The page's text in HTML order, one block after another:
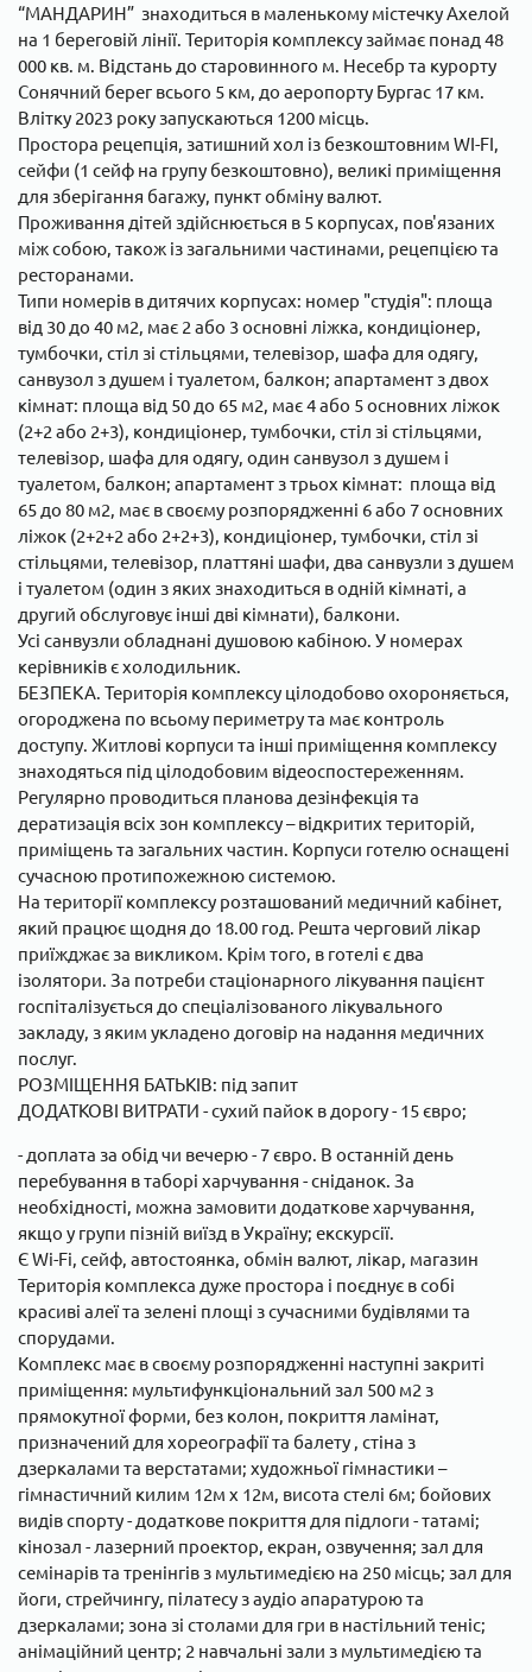
“МАНДАРИН” знаходиться в маленькому містечку Ахелой
на 1 береговій лінії. Територія комплексу займає понад 48
000 кв. м. Відстань до старовинного м. Несебр та курорту
Сонячний берег всього 5 км, до аеропорту Бургас 17 км.
Влітку 2023 року запускаються 1200 місць.
Простора рецепція, затишний хол із безкоштовним WI-FI,
сейфи (1 сейф на групу безкоштовно), великі приміщення
для зберігання багажу, пункт обміну валют.
Проживання дітей здійснюється в 5 корпусах, пов'язаних
між собою, також із загальними частинами, рецепцією та
ресторанами.
Типи номерів в дитячих корпусах: номер "студія": площа
від 30 до 40 м2, має 2 або 3 основні ліжка, кондиціонер,
тумбочки, стіл зі стільцями, телевізор, шафа для одягу,
санвузол з душем і туалетом, балкон; апартамент з двох
кімнат: площа від 50 до 65 м2, має 4 або 5 основних ліжок
(2+2 або 2+3), кондиціонер, тумбочки, стіл зі стільцями,
телевізор, шафа для одягу, один санвузол з душем і
туалетом, балкон; апартамент з трьох кімнат: площа від
65 до 80 м2, має в своєму розпорядженні 6 або 7 основних
ліжок (2+2+2 або 2+2+3), кондиціонер, тумбочки, стіл зі
стільцями, телевізор, платтяні шафи, два санвузли з душем
і туалетом (один з яких знаходиться в одній кімнаті, а
другий обслуговує інші дві кімнати), балкони.
Усі санвузли обладнані душовою кабіною. У номерах
керівників є холодильник.
БЕЗПЕКА. Територія комплексу цілодобово охороняється,
огороджена по всьому периметру та має контроль
доступу. Житлові корпуси та інші приміщення комплексу
знаходяться під цілодобовим відеоспостереженням.
Регулярно проводиться планова дезінфекція та
дератизація всіх зон комплексу – відкритих територій,
приміщень та загальних частин. Корпуси готелю оснащені
сучасною протипожежною системою.
На території комплексу розташований медичний кабінет,
який працює щодня до 18.00 год. Решта черговий лікар
приїжджає за викликом. Крім того, в готелі є два
ізолятори. За потреби стаціонарного лікування пацієнт
госпіталізується до спеціалізованого лікувального
закладу, з яким укладено договір на надання медичних
послуг.
РОЗМІЩЕННЯ БАТЬКІВ: під запит
ДОДАТКОВІ ВИТРАТИ - сухий пайок в дорогу - 15 євро;
- доплата за обід чи вечерю - 7 євро. В останній день
перебування в таборі харчування - сніданок. За
необхідності, можна замовити додаткове харчування,
якщо у групи пізній виїзд в Україну; екскурсії.
Є Wi-Fi, сейф, автостоянка, обмін валют, лікар, магазин
Територія комплекса дуже простора і поєднує в собі
красиві алеї та зелені площі з сучасними будівлями та
спорудами.
Комплекс має в своєму розпорядженні наступні закриті
приміщення: мультифункціональний зал 500 м2 з
прямокутної форми, без колон, покриття ламінат,
призначений для хореографії та балету , стіна з
дзеркалами та верстатами; художньої гімнастики –
гімнастичний килим 12м х 12м, висота стелі 6м; бойових
видів спорту - додаткове покриття для підлоги - татамі;
кінозал - лазерний проектор, екран, озвучення; зал для
семінарів та тренінгів з мультимедією на 250 місць; зал для
йоги, стрейчингу, пілатесу з аудіо апаратурою та
дзеркалами; зона зі столами для гри в настільний теніс;
анімаційний центр; 2 навчальні зали з мультимедією та